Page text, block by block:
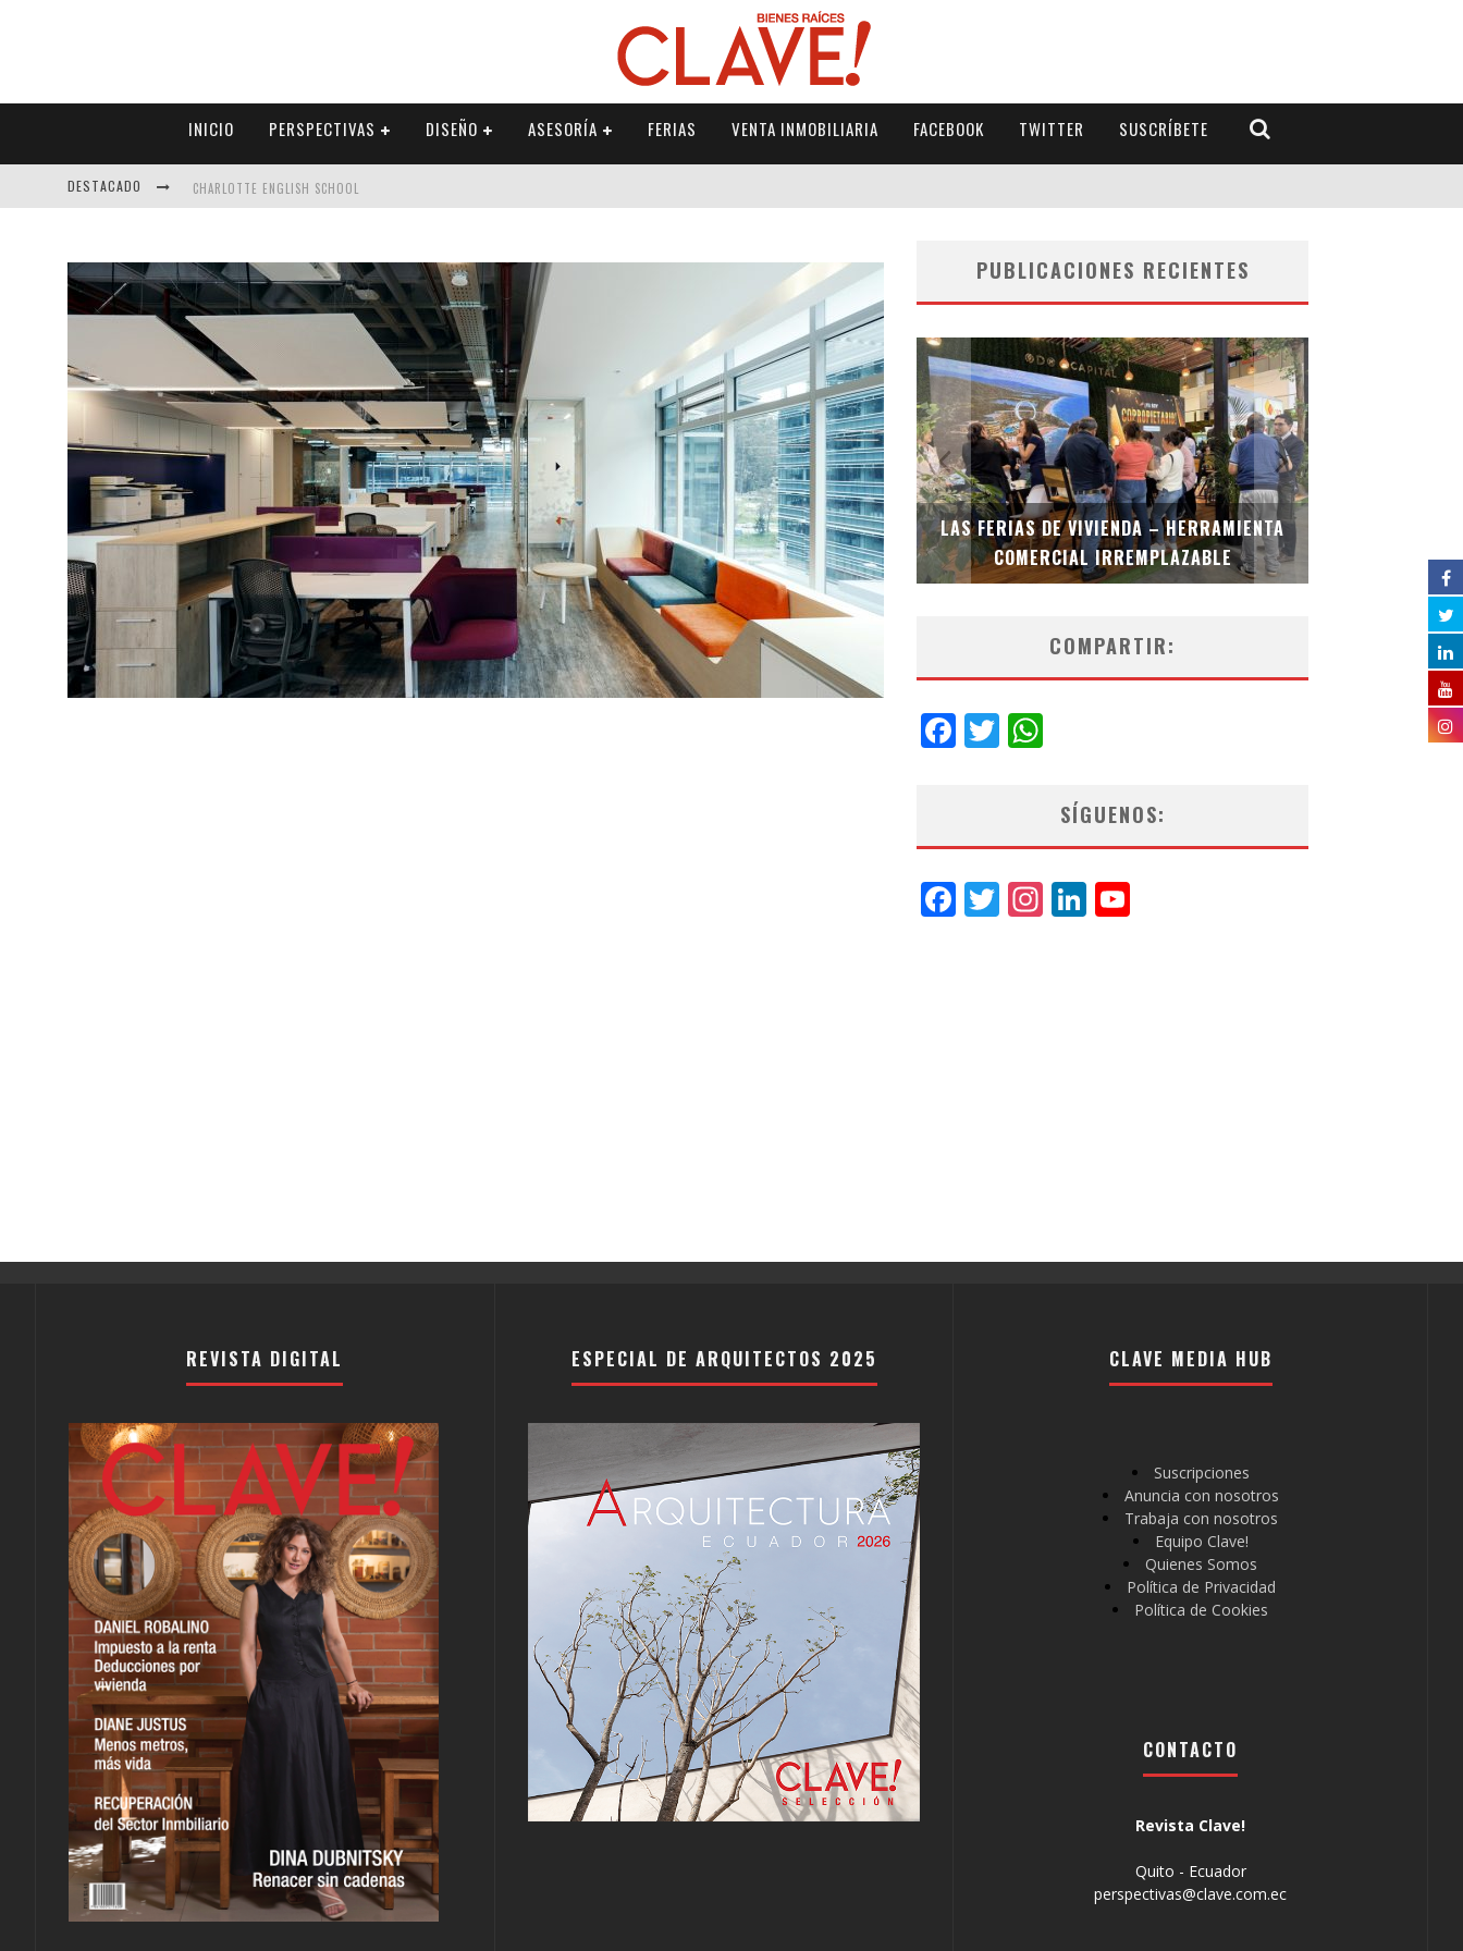
INICIO PERSPECTIVAS DISEÑO ASESORÍA FERIAS VENTA INMOBILIARIA FACEBOOK TWITTER SUSCRÍBETE
DESTACADO CHARLOTTE ENGLISH SCHOOL
FRANCISCO ALARCÓN – EL DILEMA DE LAS EMPRESAS FAMILIARES
LAS FERIAS DE VIVIENDA – HERRAMIENTA COMERCIAL IRREMPLAZABLE
PUBLICACIONES RECIENTES
NATALIA HEREDIA DESIGN STUDIO –
ESPECIAL INTERIORISMO & DECORACIÓN
2026
LAS FERIAS DE VIVIENDA – HERRAMIENTA
COMERCIAL IRREMPLAZABLE
COMPARTIR:
Facebook
Twitter
SÍGUENOS:
Facebook
Twitter
Instagram
LinkedIn
REVISTA DIGITAL ESPECIAL DE ARQUITECTOS 2025 CLAVE MEDIA HUB
Suscripciones
Anuncia con nosotros
Trabaja con nosotros
Equipo Clave!
Quienes Somos
Política de Privacidad
Política de Cookies
CONTACTO
Revista Clave!
Quito - Ecuador
perspectivas@clave.com.ec